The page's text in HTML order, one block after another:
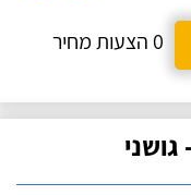
0 הצעות מחיר